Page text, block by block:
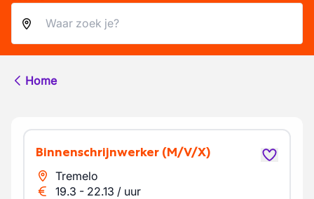
Home
Binnenschrijnwerker (M/V/X)
Tremelo
19.3 - 22.13 / uur